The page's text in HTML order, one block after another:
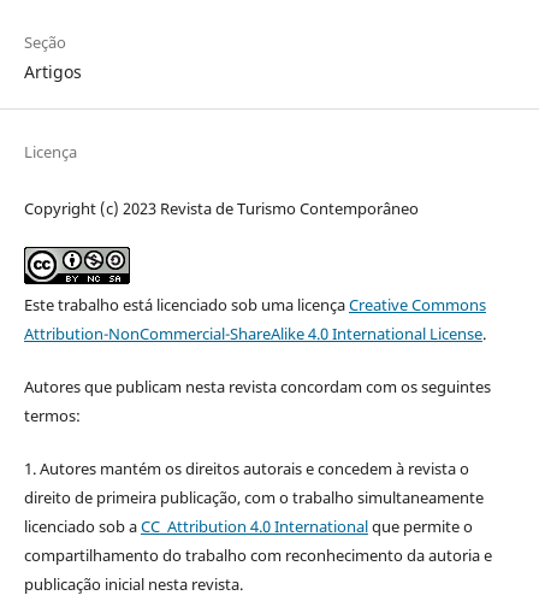
Seção
Artigos
Licença
Copyright (c) 2023 Revista de Turismo Contemporâneo
Este trabalho está licenciado sob uma licençaCreative Commons
Attribution-NonCommercial-ShareAlike 4.0 International License.
Autores que publicam nesta revista concordam com os seguintes
termos:
1. Autores mantém os direitos autorais e concedem à revista o
direito de primeira publicação, com o trabalho simultaneamente
licenciado sob aCC Attribution 4.0 Internationalque permite o
compartilhamento do trabalho com reconhecimento da autoria e
publicação inicial nesta revista.